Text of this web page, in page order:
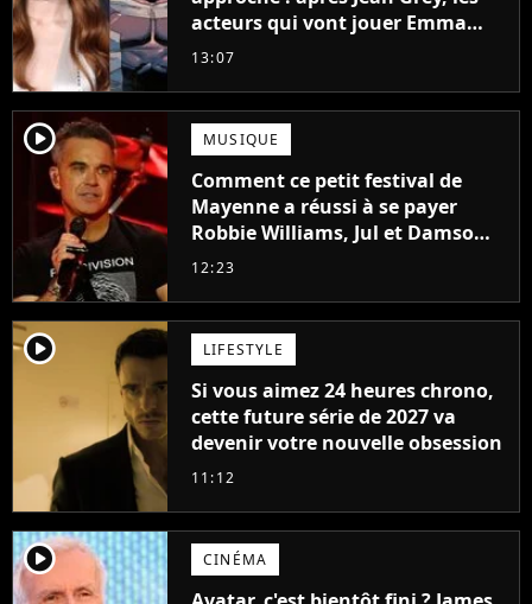
acteurs qui vont jouer Emma
Frost et Cyclope trouvés !
13:07
player2 MUSIQUE
Comment ce petit festival de
Mayenne a réussi à se payer
Robbie Williams, Jul et Damso
cette année ?
12:23
player2 LIFESTYLE
Si vous aimez 24 heures chrono,
cette future série de 2027 va
devenir votre nouvelle obsession
11:12
player2 CINÉMA